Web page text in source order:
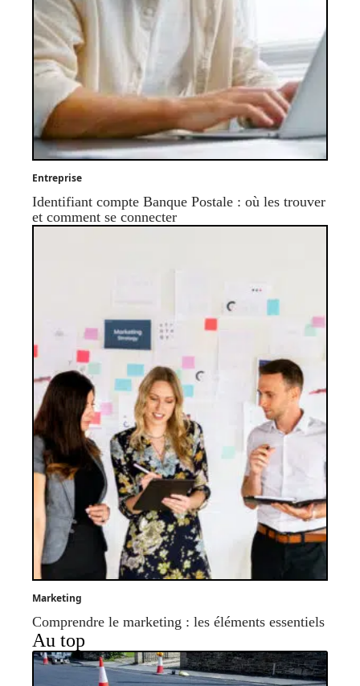
Entreprise
Identifiant compte Banque Postale : où les trouver
et comment se connecter
Marketing
Comprendre le marketing : les éléments essentiels
Au top